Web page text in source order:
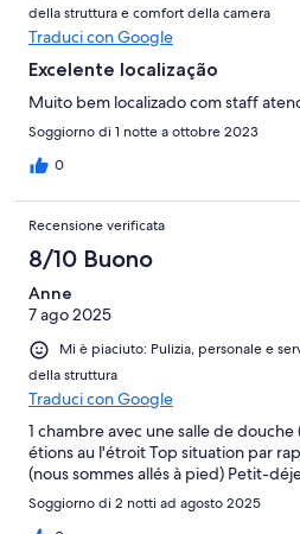
della struttura e comfort della camera
Traduci con Google
Excelente localização
Muito bem localizado com staff
Soggiorno di 1 notte a ottobre 2023
0
Recensione verificata
8/10 Buono
Anne
7 ago 2025
Mi è piaciuto: Pulizia, personale e
della struttura
Traduci con Google
1 chambre avec une salle de
étions au l'étroit Top situation par
(nous sommes allés à pied) Petit-
Soggiorno di 2 notti ad agosto 2025